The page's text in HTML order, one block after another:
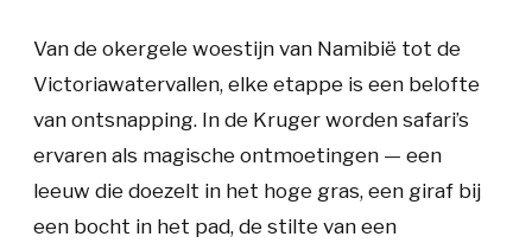
Van de okergele woestijn van Namibië tot de
Victoriawatervallen, elke etappe is een belofte
van ontsnapping. In de Kruger worden safari’s
ervaren als magische ontmoetingen — een
leeuw die doezelt in het hoge gras, een giraf bij
een bocht in het pad, de stilte van een